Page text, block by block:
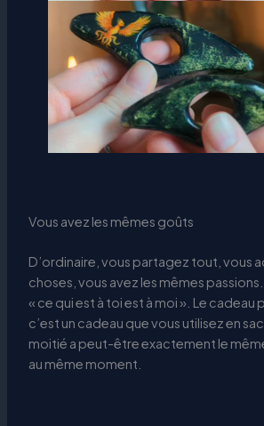
Vous avez les mêmes goûts
D’ordinaire, vous partagez tout, vous
choses, vous avez les mêmes
« ce qui est à toi est à moi ». Le cadeau
c’est un cadeau que vous utilisez en
moitié a peut-être exactement le
au même moment.